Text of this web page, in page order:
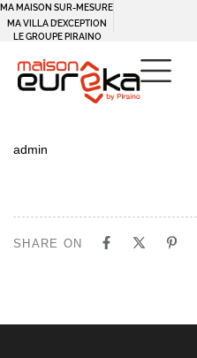
MA MAISON SUR-MESURE
MA VILLA D’EXCEPTION
LE GROUPE PIRAINO
IN:
admin
on:
SHARE ON